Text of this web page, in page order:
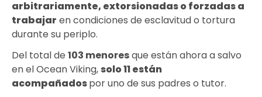
arbitrariamente, extorsionadas o forzadas a
trabajar en condiciones de esclavitud o tortura
durante su periplo.
Del total de 103 menoresque están ahora a salvo
en el Ocean Viking, solo 11 están
acompañadospor uno de sus padres o tutor.